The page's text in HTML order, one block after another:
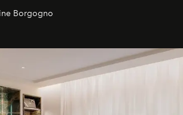
dans les coulisses d'un phénomène
Borgogno